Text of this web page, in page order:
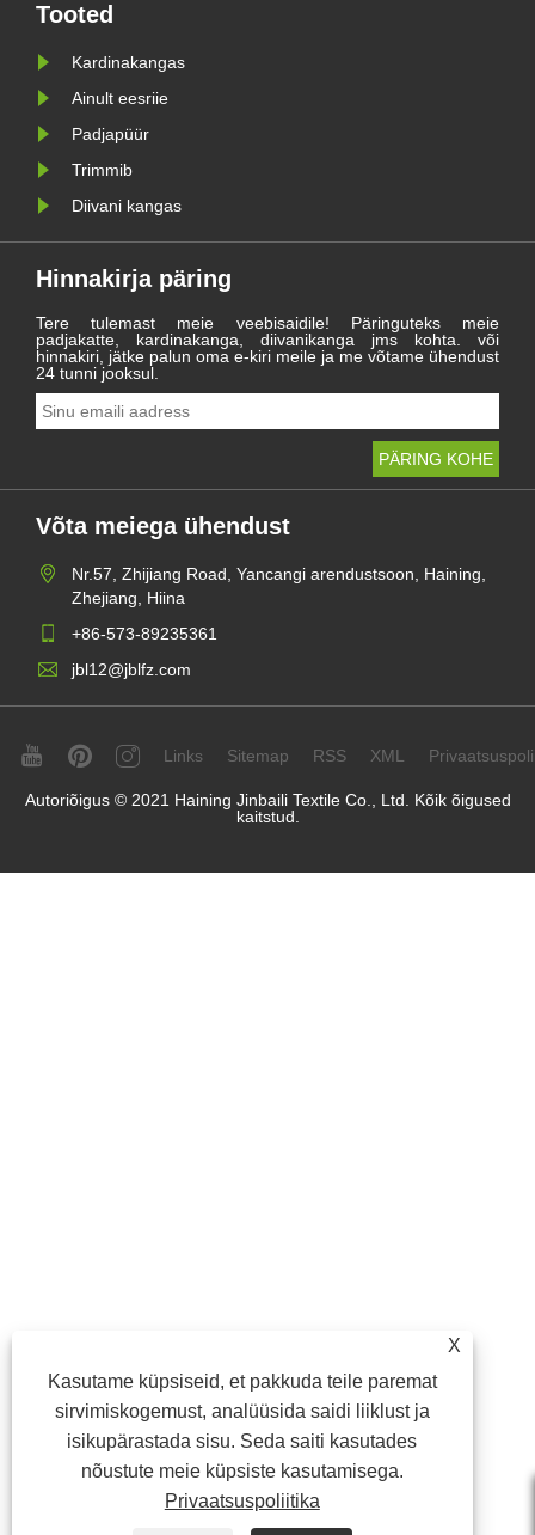
X
Kasutame küpsiseid, et pakkuda teile paremat
sirvimiskogemust, analüüsida saidi liiklust ja
isikupärastada sisu. Seda saiti kasutades
nõustute meie küpsiste kasutamisega.
Privaatsuspoliitika
Tooted
Kardinakangas
Ainult eesriie
Padjapüür
Trimmib
Diivani kangas
Hinnakirja päring
Tere tulemast meie veebisaidile! Päringuteks meie
padjakatte, kardinakanga, diivanikanga jms kohta. või
hinnakiri, jätke palun oma e-kiri meile ja me võtame ühendust
24 tunni jooksul.
Võta meiega ühendust
Nr.57, Zhijiang Road, Yancangi arendustsoon, Haining,
Zhejiang, Hiina
+86-573-89235361
jbl12@jblfz.com
Links Sitemap RSS XML
Autoriõigus © 2021 Haining Jinbaili Textile Co., Ltd. Kõik õigused
kaitstud.